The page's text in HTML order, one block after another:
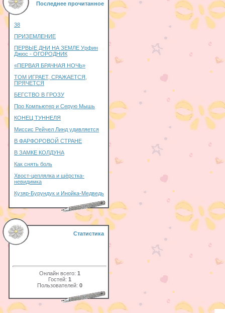
Последнее прочитанное
38
ПРИЗЕМЛЕНИЕ
ПЕРВЫЕ ДНИ НА ЗЕМЛЕ Урфин
Джюс - ОГОРОДНИК
«ПЕРВАЯ БРАЧНАЯ НОЧЬ»
ТОМ ИГРАЕТ, СРАЖАЕТСЯ,
ПРЯЧЕТСЯ
БЕГСТВО В ГРОЗУ
Про Компьютер и Серую Мышь
КОНЕЦ ТУННЕЛЯ
Миссис Рейчел Линд удивляется
В ФАРФОРОВОЙ СТРАНЕ
В ЗАМКЕ КОЛДУНА
Как снять боль
Хвост-цеплялка и шёрстка-
невидимка
Кузяр-Бурундук и Инойка-Медведь
Статистика
Онлайн всего: 1
Гостей: 1
Пользователей: 0